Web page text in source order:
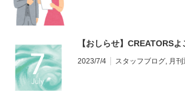
【おしらせ】CREATORS
2023/7/4 スタッフブログ 月